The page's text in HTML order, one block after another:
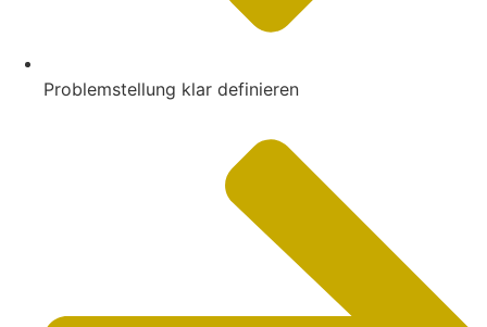
Problemstellung klar definieren